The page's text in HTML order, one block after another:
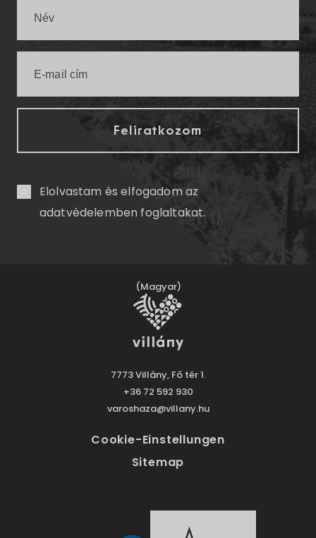
Elolvastam és elfogadom az
adatvédelemben foglaltakat.
(Magyar)
7773 Villány, Fő tér 1.
+36 72 592 930
varoshaza@villany.hu
Cookie-Einstellungen
Sitemap